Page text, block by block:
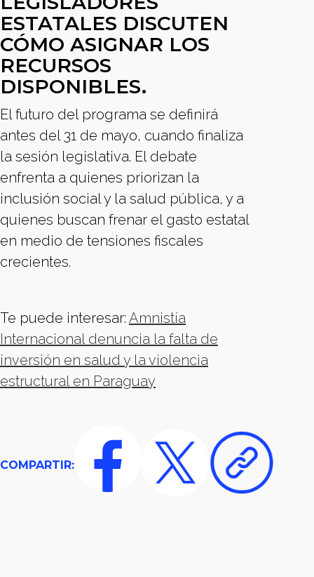
ESTATALES DISCUTEN
CÓMO ASIGNAR LOS
RECURSOS
DISPONIBLES.
El futuro del programa se definirá
antes del 31 de mayo, cuando finaliza
la sesión legislativa. El debate
enfrenta a quienes priorizan la
inclusión social y la salud pública, y a
quienes buscan frenar el gasto estatal
en medio de tensiones fiscales
crecientes.
Te puede interesar: Amnistía
Internacional denuncia la falta de
inversión en salud y la violencia
estructural en Paraguay
COMPARTIR: